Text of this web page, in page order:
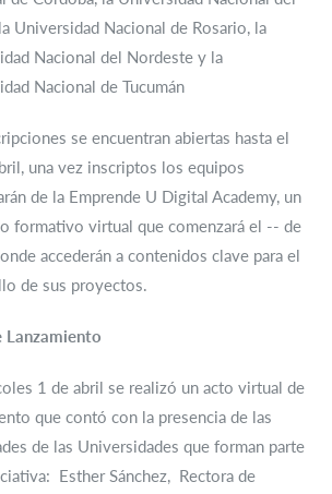
Universidad Nacional de Rosario, la
Nacional del Nordeste y la
Nacional de Tucumán
se encuentran abiertas hasta el
una vez inscriptos los equipos
de la Emprende U Digital Academy, un
formativo virtual que comenzará el -- de
accederán a contenidos clave para el
de sus proyectos.
Lanzamiento
1 de abril se realizó un acto virtual de
que contó con la presencia de las
de las Universidades que forman parte
Esther Sánchez, Rectora de